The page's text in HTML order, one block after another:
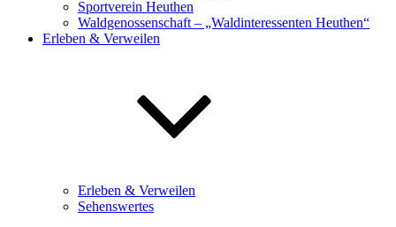
Sportverein Heuthen
Waldgenossenschaft – „Waldinteressenten Heuthen“
Erleben & Verweilen
Erleben & Verweilen
Sehenswertes